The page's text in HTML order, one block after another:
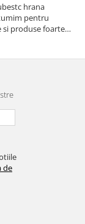
hrana
pentru
produse foarte
de